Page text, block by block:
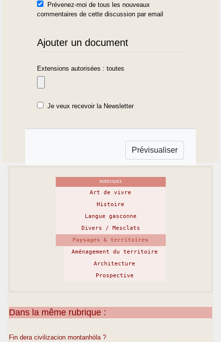
Prévenez-moi de tous les nouveaux
commentaires de cette discussion par email
Ajouter un document
Extensions autorisées : toutes
Je veux recevoir la Newsletter
RUBRIQUES
Art de vivre
Histoire
Langue gasconne
Divers / Mesclats
Paysages & territoires
Aménagement du territoire
Architecture
Prospective
Dans la même rubrique :
Fin dera civilizacion montanhòla ?